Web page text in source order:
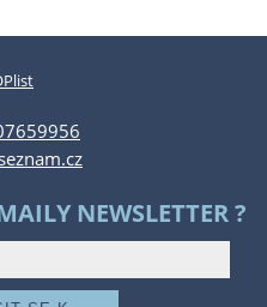
NEWSLETTER ?